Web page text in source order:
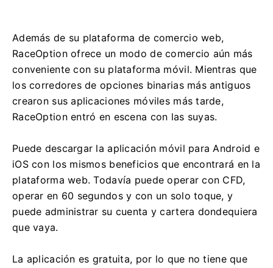
Además de su plataforma de comercio web,
RaceOption ofrece un modo de comercio aún más
conveniente con su plataforma móvil. Mientras que
los corredores de opciones binarias más antiguos
crearon sus aplicaciones móviles más tarde,
RaceOption entró en escena con las suyas.
Puede descargar la aplicación móvil para Android e
iOS con los mismos beneficios que encontrará en la
plataforma web.Todavía puede operar con CFD,
operar en 60 segundos y con un solo toque, y
puede administrar su cuenta y cartera dondequiera
que vaya.
La aplicación es gratuita, por lo que no tiene que